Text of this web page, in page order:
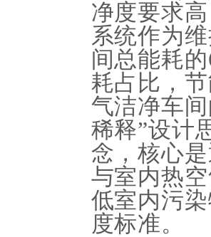
净度要求
系统作为
间总能耗
耗占比，
气洁净车
稀释”设计
念，核心
与室内热
低室内污
度标准。